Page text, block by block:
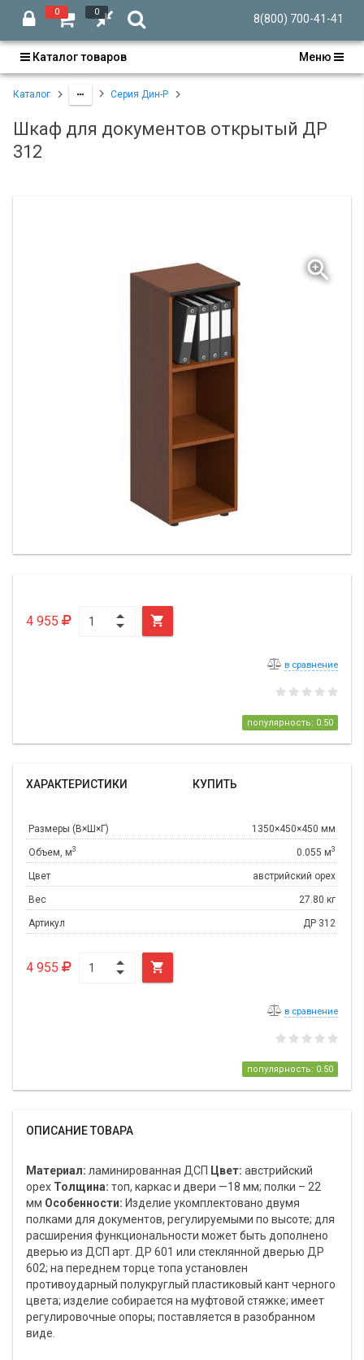
0 0
8(800) 700-41-41
Каталог товаров Меню
Каталог Серия Дин-Р
Шкаф для документов открытый ДР
312
4 955 
в сравнение
популярность: 0.50
ХАРАКТЕРИСТИКИ КУПИТЬ
Размеры (В×Ш×Г) 1350×450×450 мм
Объем, м3 0.055 м3
Цвет австрийский орех
Вес 27.80 кг
Артикул ДР 312
4 955 
в сравнение
популярность: 0.50
ОПИСАНИЕ ТОВАРА
Материал: ламинированная ДСП Цвет: австрийский
орех Толщина: топ, каркас и двери —18 мм; полки – 22
мм Особенности: Изделие укомплектовано двумя
полками для документов, регулируемыми по высоте; для
расширения функциональности может быть дополнено
дверью из ДСП арт. ДР 601 или стеклянной дверью ДР
602; на переднем торце топа установлен
противоударный полукруглый пластиковый кант черного
цвета; изделие собирается на муфтовой стяжке; имеет
регулировочные опоры; поставляется в разобранном
виде.